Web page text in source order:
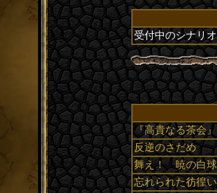
受付中のシナリ
『高貴なる茶会
反逆のさだめ
舞え！ 暁の白球
忘れられた彷徨い